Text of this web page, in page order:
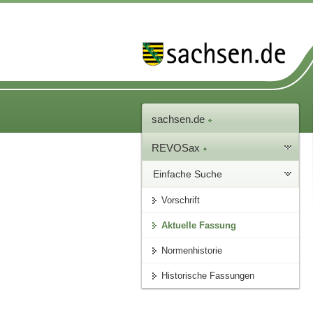
sachsen.de
REVOSax
Einfache Suche
Vorschrift
Aktuelle Fassung
Normenhistorie
Historische Fassungen